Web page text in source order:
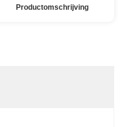
Productomschrijving